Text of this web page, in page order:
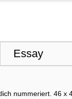
Essay
nummeriert. 46 x